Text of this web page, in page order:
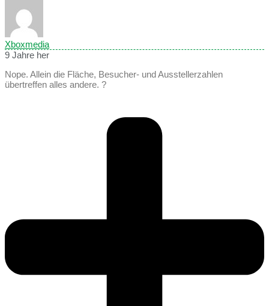
Xboxmedia
9 Jahre her
Nope. Allein die Fläche, Besucher- und Ausstellerzahlen
übertreffen alles andere. ?